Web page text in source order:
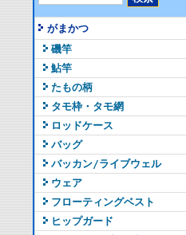
がまかつ
磯竿
鮎竿
たもの柄
タモ枠・タモ網
ロッドケース
バッグ
バッカン/ライブウェル
ウェア
フローティングベスト
ヒップガード